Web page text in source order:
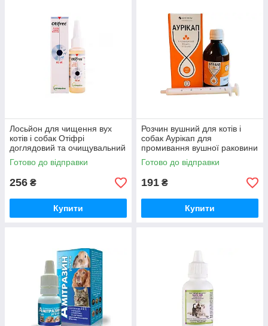
Лосьйон для чищення вух
котів і собак Отіфрі
доглядовий та очищувальний
засіб 60 мл Vetoquinol
Готово до відправки
256 ₴
Купити
Розчин вушний для котів і
собак Аурікап для
промивання вушної раковини
100 мл Arterium
Готово до відправки
191 ₴
Купити